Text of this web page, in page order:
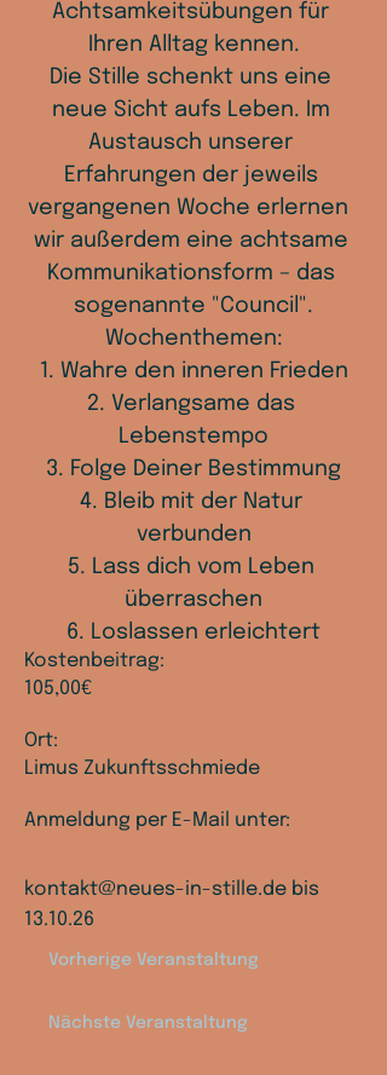
Achtsamkeitsübungen für
Ihren Alltag kennen.
Die Stille schenkt uns eine
neue Sicht aufs Leben. Im
Austausch unserer
Erfahrungen der jeweils
vergangenen Woche erlernen
wir außerdem eine achtsame
Kommunikationsform – das
sogenannte "Council".
Wochenthemen:
1. Wahre den inneren Frieden
2. Verlangsame das
Lebenstempo
3. Folge Deiner Bestimmung
4. Bleib mit der Natur
verbunden
5. Lass dich vom Leben
überraschen
6. Loslassen erleichtert
Kostenbeitrag:
105,00€
Ort:
Limus Zukunftsschmiede
Anmeldung per E-Mail unter:
kontakt@neues-in-stille.de bis
13.10.26
Vorherige Veranstaltung
Nächste Veranstaltung